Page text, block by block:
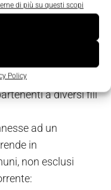
di più su questi scopi
Policy
indipendente
tecnici relativi
In tale ambito
nell'allegato
il
a diversi fili
ad un
in
non esclusi